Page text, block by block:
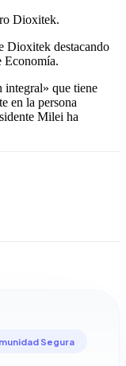
Dioxitek.
Dioxitek destacando
Economía.
integral» que tiene
en la persona
Milei ha
Segura